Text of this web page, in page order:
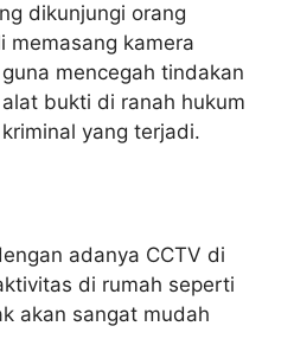
dikunjungi orang
memasang kamera
mencegah tindakan
bukti di ranah hukum
yang terjadi.
adanya CCTV di
di rumah seperti
akan sangat mudah